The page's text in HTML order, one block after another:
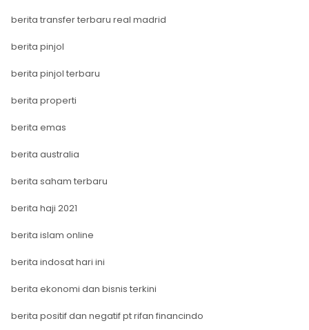
berita transfer terbaru real madrid
berita pinjol
berita pinjol terbaru
berita properti
berita emas
berita australia
berita saham terbaru
berita haji 2021
berita islam online
berita indosat hari ini
berita ekonomi dan bisnis terkini
berita positif dan negatif pt rifan financindo